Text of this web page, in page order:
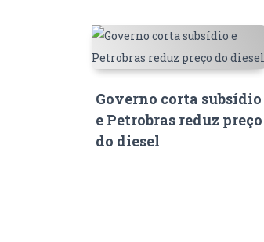
Governo corta subsídio
e Petrobras reduz preço
do diesel